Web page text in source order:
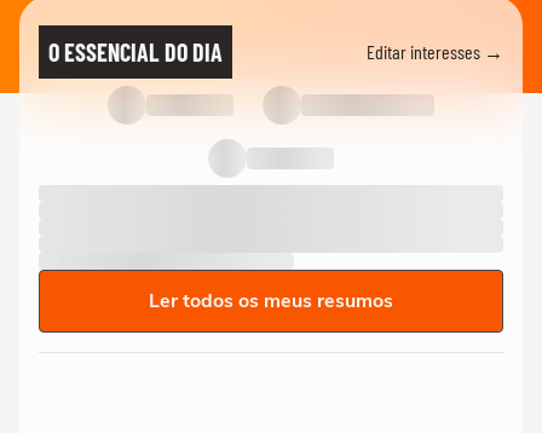
O ESSENCIAL DO DIA Editar interesses →
Ler todos os meus resumos